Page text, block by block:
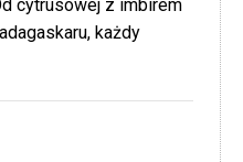
cytrusowej z imbirem
każdy